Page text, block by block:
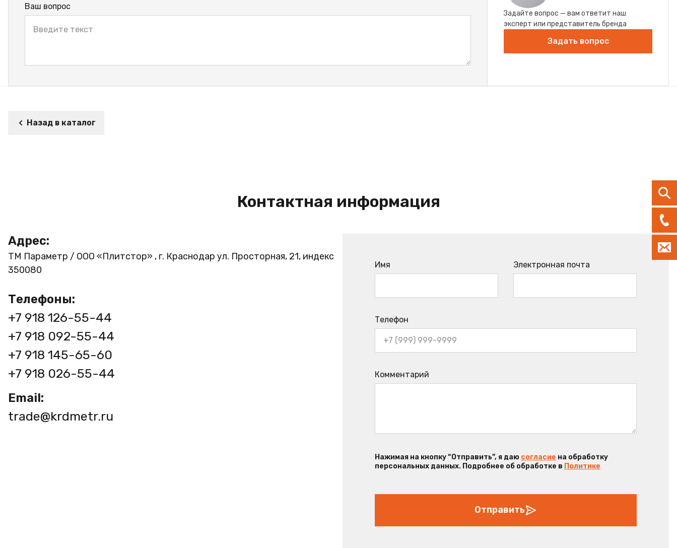
Ваш вопрос
Задайте вопрос — вам ответит наш
эксперт или представитель бренда
Задать вопрос
Назад в каталог
Контактная информация
Адрес:
ТМ Параметр / ООО «Плитстор» , г. Краснодар ул. Просторная, 21, индекс
350080
Телефоны:
+7 918 126-55-44
+7 918 092-55-44
+7 918 145-65-60
+7 918 026-55-44
Email:
trade@krdmetr.ru
Имя Электронная почта
Телефон
Комментарий
Нажимая на кнопку “Отправить”, я даю согласие на обработку
персональных данных. Подробнее об обработке в Политике
Отправить